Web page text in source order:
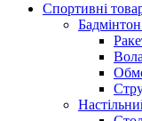
Спортивні
Бадмінтон